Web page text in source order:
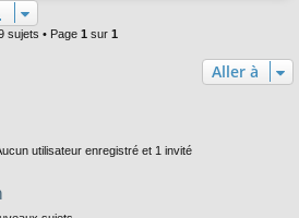
sujets • Page 1 sur 1
Aller à
utilisateur enregistré et 1 invité